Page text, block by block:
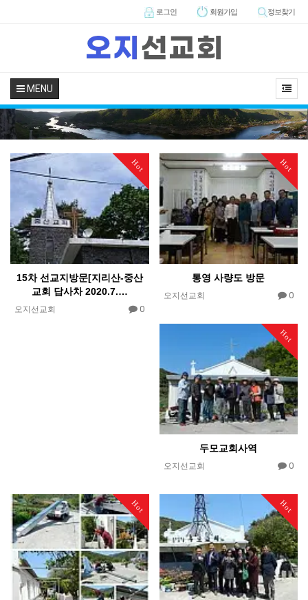
로그인 회원가입 정보찾기
MENU
Hot
15차 선교지방문[지리산-중산
교회 답사차 2020.7.…
오지선교회 0
Hot
통영 사량도 방문
오지선교회 0
Hot
두모교회사역
오지선교회 0
Hot Hot